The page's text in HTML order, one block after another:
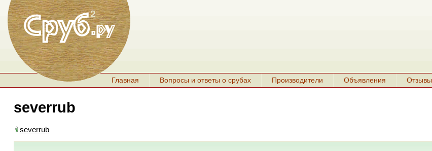
Главная Вопросы и ответы о срубах Производители Объявления Отзывы
severrub
severrub